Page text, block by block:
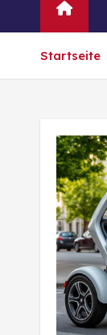
Startseite